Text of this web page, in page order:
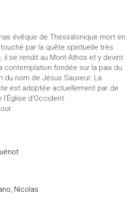
évêque de Thessalonique mort en
touché par la quête spirituelle très
il se rendit au Mont-Athos et y devint
contemplation fondée sur la paix du
du nom de Jésus Sauveur. La
est adoptée actuellement par de
l'Église d'Occident.
Nicolas